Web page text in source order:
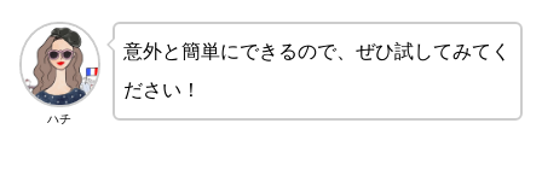
ハチ
意外と簡単にできるので、ぜひ試してみてく
ださい！